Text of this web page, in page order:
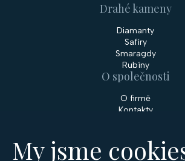
My jsme
Drahé kameny
Diamanty
Safíry
Smaragdy
Rubíny
O společnosti
O firmě
Kontakty
Služby